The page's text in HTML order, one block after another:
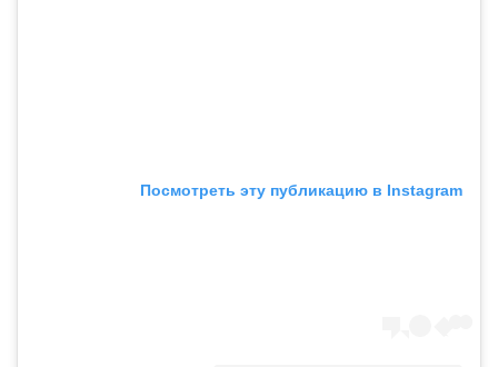
Посмотреть эту публикацию в Instagram